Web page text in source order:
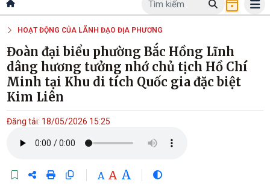
HOẠT ĐỘNG CỦA LÃNH ĐẠO ĐỊA PHƯƠNG
Đoàn đại biểu phường Bắc Hồng Lĩnh
dâng hương tưởng nhớ chủ tịch Hồ Chí
Minh tại Khu di tích Quốc gia đặc biệt
Kim Liên
Đăng tải: 18/05/2026 15:25
A A A